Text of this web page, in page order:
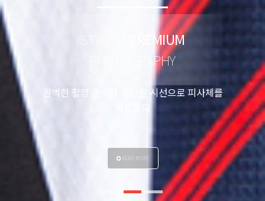
PASSIONATE
PREMIUM
PHOTOGRAPHY
어떤 순간도 놓치지 않기 위한 치밀함